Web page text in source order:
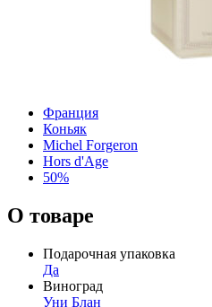
Франция
Коньяк
Michel Forgeron
Hors d'Age
50%
О товаре
Подарочная упаковка
Да
Виноград
Уни Блан